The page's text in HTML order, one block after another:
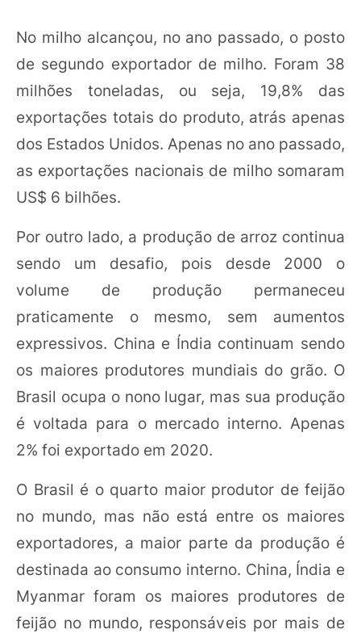
No milho alcançou, no ano passado, o posto
de segundo exportador de milho. Foram 38
milhões toneladas, ou seja, 19,8% das
exportações totais do produto, atrás apenas
dos Estados Unidos. Apenas no ano passado,
as exportações nacionais de milho somaram
US$ 6 bilhões.
Por outro lado, a produção de arroz continua
sendo um desafio, pois desde 2000 o
volume de produção permaneceu
praticamente o mesmo, sem aumentos
expressivos. China e Índia continuam sendo
os maiores produtores mundiais do grão. O
Brasil ocupa o nono lugar, mas sua produção
é voltada para o mercado interno. Apenas
2% foi exportado em 2020.
O Brasil é o quarto maior produtor de feijão
no mundo, mas não está entre os maiores
exportadores, a maior parte da produção é
destinada ao consumo interno. China, Índia e
Myanmar foram os maiores produtores de
feijão no mundo, responsáveis por mais de